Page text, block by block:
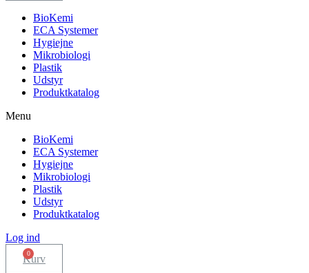
BioKemi
ECA Systemer
Hygiejne
Mikrobiologi
Plastik
Udstyr
Produktkatalog
Menu
BioKemi
ECA Systemer
Hygiejne
Mikrobiologi
Plastik
Udstyr
Produktkatalog
Log ind
Kurv